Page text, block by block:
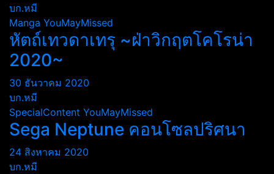
บก.หมี
Manga YouMayMissed
หัตถ์เทวดาเทรุ ~ฝ่าวิกฤตโคโรน่า
2020~
30 ธันวาคม 2020
บก.หมี
SpecialContent YouMayMissed
Sega Neptune คอนโซลปริศนา
24 สิงหาคม 2020
บก.หมี